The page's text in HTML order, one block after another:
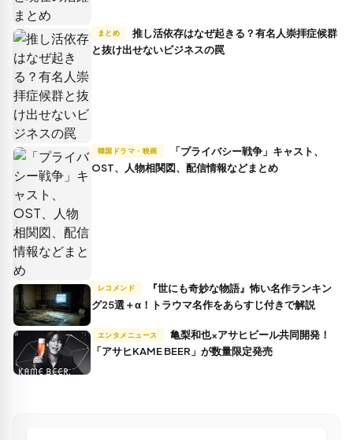
まとめ
推し活依存はなぜ起きる？有名人崇拝症候群
と抜け出せないビジネスの罠
韓国ドラマ・映画
OST、人物相関図、配信情報などまとめ
レコメンド
グ25選＋α！トラウマ名作をあらすじ付きで解説
エンタメニュース
「アサヒKAME BEER」が数量限定発売